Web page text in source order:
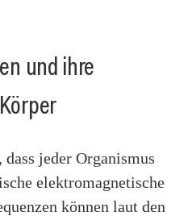
und ihre
jeder Organismus
elektromagnetische
können laut den